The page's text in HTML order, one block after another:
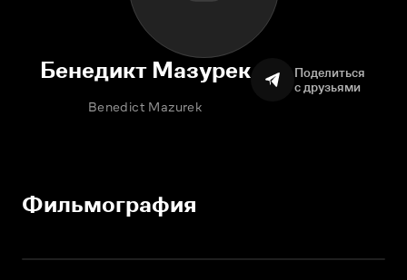
Бенедикт Мазурек
Benedict Mazurek
Поделиться
с друзьями
Фильмография